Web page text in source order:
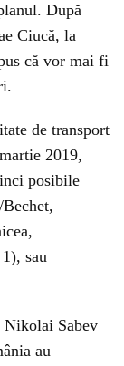
După
Ciucă, la
că vor mai fi
de transport
2019,
posibile
sau
Sabev
au